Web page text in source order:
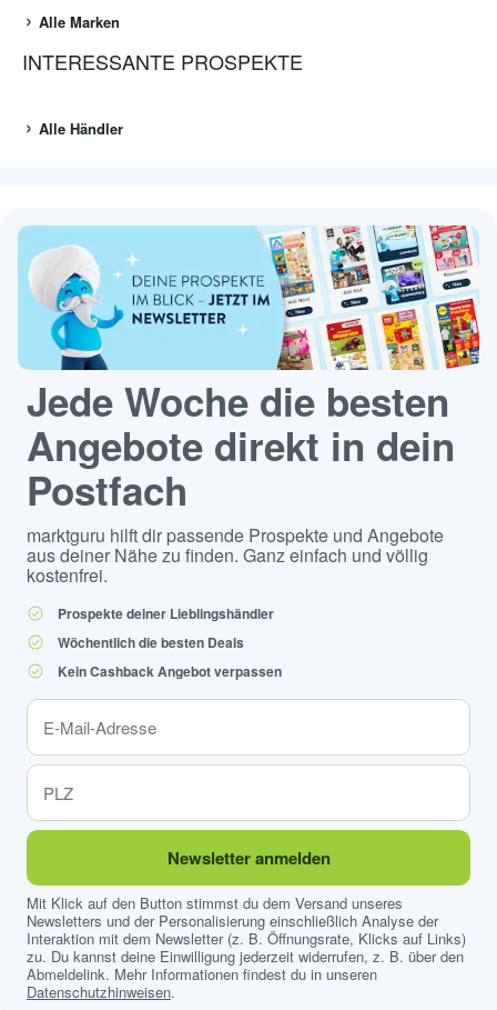
Alle Marken
INTERESSANTE PROSPEKTE
Alle Händler
Jede Woche die besten
Angebote direkt in dein
Postfach
marktguru hilft dir passende Prospekte und Angebote
aus deiner Nähe zu finden. Ganz einfach und völlig
kostenfrei.
Prospekte deiner Lieblingshändler
Wöchentlich die besten Deals
Kein Cashback Angebot verpassen
Newsletter anmelden
Mit Klick auf den Button stimmst du dem Versand unseres
Newsletters und der Personalisierung einschließlich Analyse der
Interaktion mit dem Newsletter (z. B. Öffnungsrate, Klicks auf Links)
zu. Du kannst deine Einwilligung jederzeit widerrufen, z. B. über den
Abmeldelink. Mehr Informationen findest du in unseren
Datenschutzhinweisen.